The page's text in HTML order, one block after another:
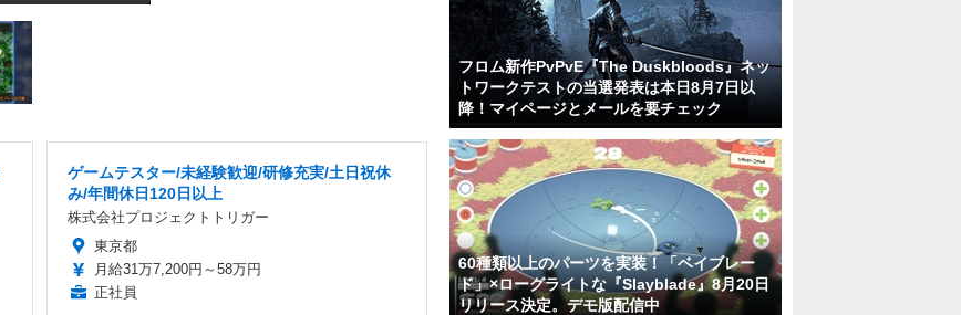
ゲームテスター/未経験歓迎/研修充実/土日祝休
み/年間休日120日以上
株式会社プロジェクトトリガー
東京都
月給31万7,200円～58万円
正社員
フロム新作PvPvE『The Duskbloods』ネッ
トワークテストの当選発表は本日8月7日以
降！マイページとメールを要チェック
60種類以上のパーツを実装！「ベイブレー
ド」×ローグライトな『Slayblade』8月20日
リリース決定。デモ版配信中